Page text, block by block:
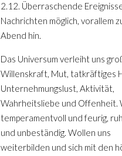
2.12. Überraschende
Nachrichten möglich, vorallem
Abend hin.
Das Universum verleiht uns
Willenskraft, Mut, tatkräftiges
Unternehmungslust, Aktivität,
Wahrheitsliebe und Offenheit.
temperamentvoll und feurig,
und unbeständig. Wollen uns
weiterbilden und sich mit den